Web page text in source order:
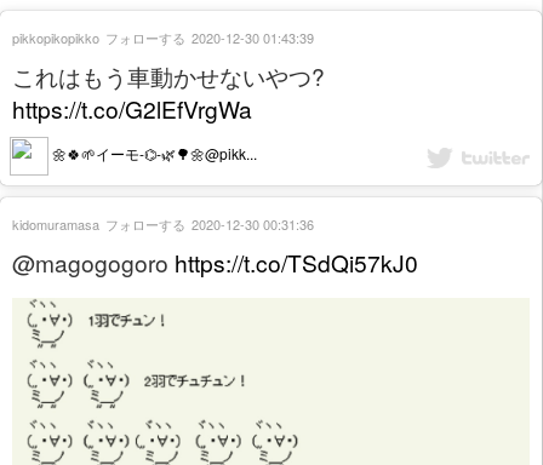
これはもう車動かせないやつ?
https://t.co/G2lEfVrgWa
🌼🍀🌱イーモ-⌬-🌿🌳🌼@pikk...
pikkopikopikko フォローする 2020-12-30 01:43:39
@magogogoro https://t.co/TSdQi57kJ0
kidomuramasa フォローする 2020-12-30 00:31:36